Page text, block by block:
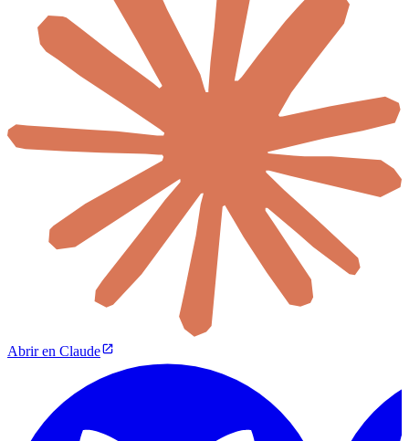
Abrir en Claude